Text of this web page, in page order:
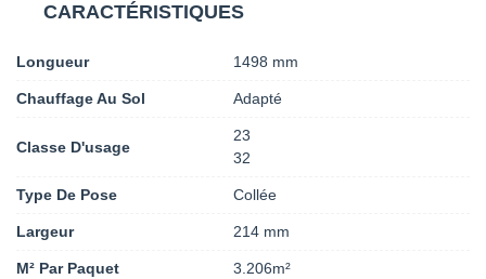
CARACTÉRISTIQUES
Longueur 1498 mm
Chauffage Au Sol Adapté
Classe D'usage
23
32
Type De Pose Collée
Largeur 214 mm
M² Par Paquet 3.206m²